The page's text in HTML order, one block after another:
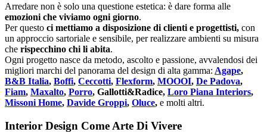
Arredare non è solo una questione estetica: è dare forma alle
emozioni che viviamo ogni giorno.
Per questo ci mettiamo a disposizione di clienti e progettisti, con
un approccio sartoriale e sensibile, per realizzare ambienti su misura
che rispecchino chi li abita.
Ogni progetto nasce da metodo, ascolto e passione, avvalendosi dei
migliori marchi del panorama del design di alta gamma: Agape,
B&B Italia, Boffi, Ceccotti, Flexform, MOOOI, De Padova,
Fiam, Maxalto, Porro, Gallotti&Radice, Loro Piana Interiors,
Missoni Home, Davide Groppi, Oluce, e molti altri.
Interior Design Come Arte Di Vivere